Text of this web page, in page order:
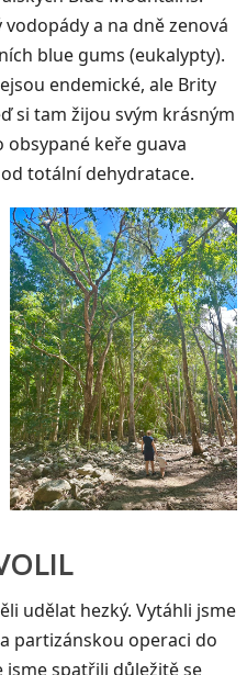
a na dně zenová
blue gums (eukalypty).
endemické, ale Brity
si tam žijou svým krásným
keře guava
totální dehydratace.
udělat hezký. Vytáhli jsme
partizánskou operaci do
jsme spatřili důležitě se